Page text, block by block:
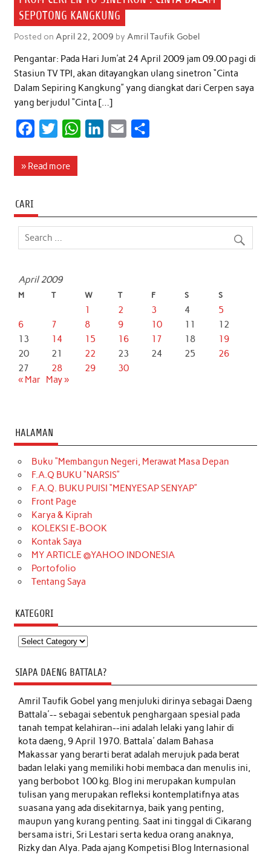
SEPOTONG KANGKUNG
Posted on April 22, 2009 by Amril Taufik Gobel
Pengantar: Pada Hari Jum’at 24 April 2009 jam 09.00 pagi di
Stasiun TV TPI, akan ditayangkan ulang sinetron “Cinta
Dalam Sepiring Kangkung” yang diangkat dari Cerpen saya
yang berjudul “Cinta […]
c
o
o
i
e
W
A
d
» Read more
CARI
April 2009
M T W T F S S
1 2 3 4
5
6
7 8 9 10 11
12
13
14 15 16 17 18
19
20
21 22 23 24 25
26
27
28 29
30
« Mar May »
HALAMAN
Buku “Membangun Negeri, Merawat Masa Depan
F.A.Q BUKU “NARSIS”
F.A.Q. BUKU PUISI “MENYESAP SENYAP”
Front Page
Karya & Kiprah
KOLEKSI E-BOOK
Kontak Saya
MY ARTICLE @YAHOO INDONESIA
Portofolio
Tentang Saya
KATEGORI
Kategori
SIAPA DAENG BATTALA?
Amril Taufik Gobelyang menjuluki dirinya sebagai Daeng
Battala'-- sebagai sebentuk penghargaan spesial pada
tanah tempat kelahiran--ini adalah lelaki yang lahir di
kota daeng, 9 April 1970. Battala' dalam Bahasa
Makassar yang berarti berat adalah merujuk pada berat
badan lelaki yang memiliki hobi membaca dan menulis ini,
yang berbobot 100 kg. Blog ini merupakan kumpulan
tulisan yang merupakan refleksi kontemplatifnya atas
suasana yang ada disekitarnya, baik yang penting,
maupun yang kurang penting. Saat ini tinggal di Cikarang
bersama istri, Sri Lestari serta kedua orang anaknya,
Rizky dan Alya. Pada ajang Kompetisi Blog Internasional